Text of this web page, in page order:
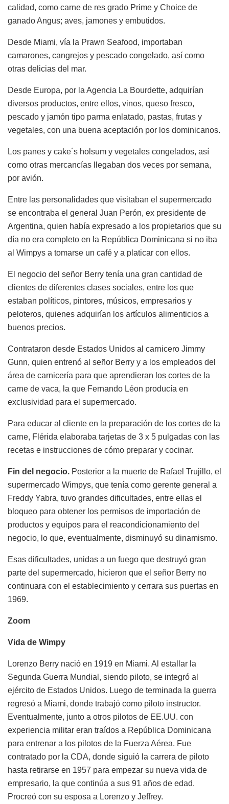
calidad, como carne de res grado Prime y Choice de
ganado Angus; aves, jamones y embutidos.
Desde Miami, vía la Prawn Seafood, importaban
camarones, cangrejos y pescado congelado, así como
otras delicias del mar.
Desde Europa, por la Agencia La Bourdette, adquirían
diversos productos, entre ellos, vinos, queso fresco,
pescado y jamón tipo parma enlatado, pastas, frutas y
vegetales, con una buena aceptación por los dominicanos.
Los panes y cake´s holsum y vegetales congelados, así
como otras mercancías llegaban dos veces por semana,
por avión.
Entre las personalidades que visitaban el supermercado
se encontraba el general Juan Perón, ex presidente de
Argentina, quien había expresado a los propietarios que su
día no era completo en la República Dominicana si no iba
al Wimpys a tomarse un café y a platicar con ellos.
El negocio del señor Berry tenía una gran cantidad de
clientes de diferentes clases sociales, entre los que
estaban políticos, pintores, músicos, empresarios y
peloteros, quienes adquirían los artículos alimenticios a
buenos precios.
Contrataron desde Estados Unidos al carnicero Jimmy
Gunn, quien entrenó al señor Berry y a los empleados del
área de carnicería para que aprendieran los cortes de la
carne de vaca, la que Fernando Léon producía en
exclusividad para el supermercado.
Para educar al cliente en la preparación de los cortes de la
carne, Flérida elaboraba tarjetas de 3 x 5 pulgadas con las
recetas e instrucciones de cómo preparar y cocinar.
Fin del negocio. Posterior a la muerte de Rafael Trujillo, el
supermercado Wimpys, que tenía como gerente general a
Freddy Yabra, tuvo grandes dificultades, entre ellas el
bloqueo para obtener los permisos de importación de
productos y equipos para el reacondicionamiento del
negocio, lo que, eventualmente, disminuyó su dinamismo.
Esas dificultades, unidas a un fuego que destruyó gran
parte del supermercado, hicieron que el señor Berry no
continuara con el establecimiento y cerrara sus puertas en
1969.
Zoom
Vida de Wimpy
Lorenzo Berry nació en 1919 en Miami. Al estallar la
Segunda Guerra Mundial, siendo piloto, se integró al
ejército de Estados Unidos. Luego de terminada la guerra
regresó a Miami, donde trabajó como piloto instructor.
Eventualmente, junto a otros pilotos de EE.UU. con
experiencia militar eran traídos a República Dominicana
para entrenar a los pilotos de la Fuerza Aérea. Fue
contratado por la CDA, donde siguió la carrera de piloto
hasta retirarse en 1957 para empezar su nueva vida de
empresario, la que continúa a sus 91 años de edad.
Procreó con su esposa a Lorenzo y Jeffrey.